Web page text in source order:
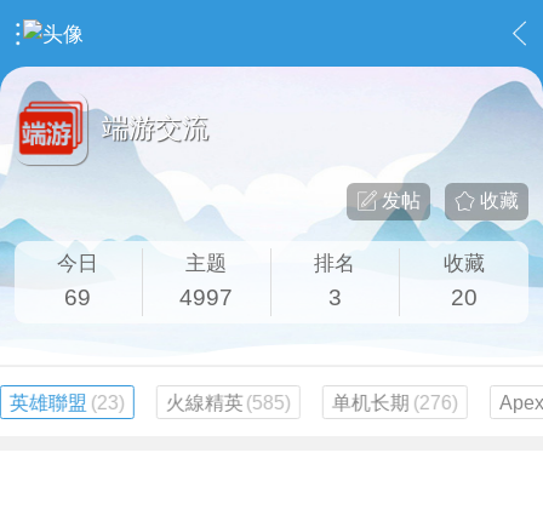
社区广场 › 端游交流
端游交流
收藏
发帖
今日
69
主题
4997
排名
3
收藏
20
英雄聯盟 (23) 火線精英 (585) 单机长期 (276)